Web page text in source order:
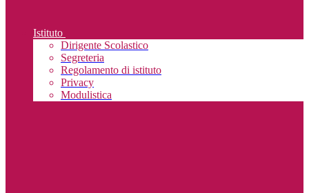
Istituto
Dirigente Scolastico
Segreteria
Regolamento di istituto
Privacy
Modulistica